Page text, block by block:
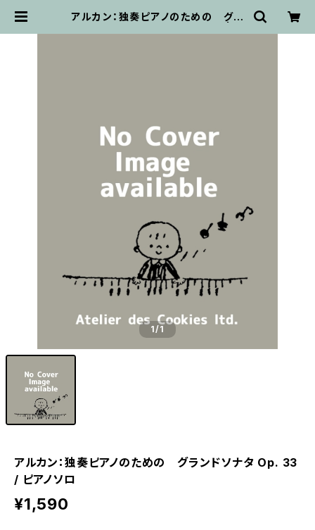
アルカン：独奏ピアノのための グラ
1/1
アルカン：独奏ピアノのための グランドソナタ Op. 33
/ ピアノソロ
¥1,590